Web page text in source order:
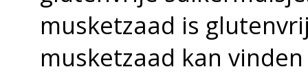
musketzaad is
musketzaad kan